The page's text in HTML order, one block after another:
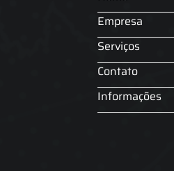
Empresa
Serviços
Contato
Informações